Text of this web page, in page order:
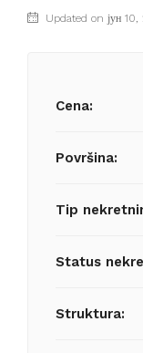
Updated on јун
Cena:
Površina:
Tip
Status
Struktura: